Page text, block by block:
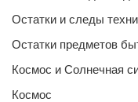
Остатки и следы
Остатки предметов
Космос и Солнечная
Космос